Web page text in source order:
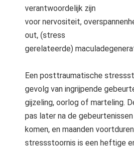
verantwoordelijk zijn
voor nervositeit,
out, (stress
gerelateerde)
Een posttraumatische
gevolg van ingrijpende
gijzeling, oorlog of marteling.
pas later na de
komen, en maanden
stressstoornis is een heftige